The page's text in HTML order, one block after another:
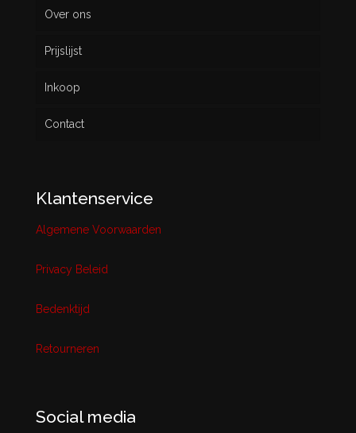
Over ons
Prijslijst
Inkoop
Contact
Klantenservice
Algemene Voorwaarden
Privacy Beleid
Bedenktijd
Retourneren
Social media